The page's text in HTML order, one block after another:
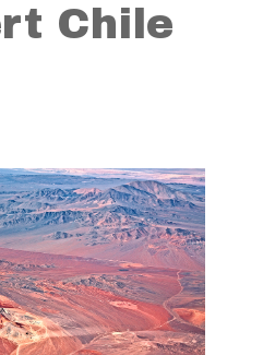
Chile